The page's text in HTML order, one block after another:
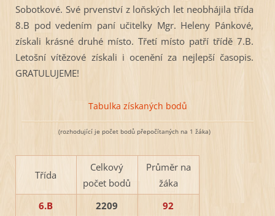
Sobotkové. Své prvenství z loňských let neobhájila třída
8.B pod vedením paní učitelky Mgr. Heleny Pánkové,
získali krásné druhé místo. Třetí místo patří třídě 7.B.
Letošní vítězové získali i ocenění za nejlepší časopis.
GRATULUJEME!
Tabulka získaných bodů
(rozhodující je počet bodů přepočítaných na 1 žáka)
Třída
Celkový
počet bodů
Průměr na
žáka
6.B
2209
92